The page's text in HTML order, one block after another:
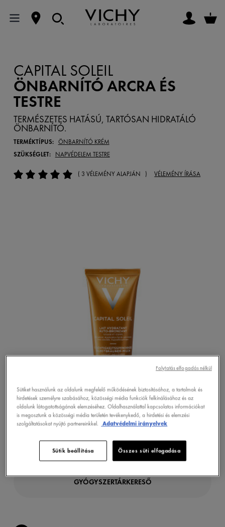
CAPITAL SOLEIL
ÖNBARNÍTÓ ARCRA ÉS
TESTRE
TERMÉSZETES HATÁSÚ, TARTÓSAN HIDRATÁLÓ
ÖNBARNÍTÓ.
TERMÉKTÍPUS: ÖNBARNÍTÓ KRÉM
SZÜKSÉGLET:
NAPVÉDELEM TESTRE
( 3 VÉLEMÉNY ALAPJÁN ) VÉLEMÉNY ÍRÁSA
ONLINE VÁSÁRLÁS
GYÓGYSZERTÁRKERESŐ
Sütiket használunk az oldalunk megfelelő működésének biztosításához, a tartalmak és
hirdetések személyre szabásához, közösségi média funkciók felkínálásához és az
oldalunk látogatottságának elemzéséhez. Oldalhasználattal kapcsolatos információkat
is megosztunk a közösségi média területén tevékenykedő, a hirdetési és elemzési
szolgáltatásokat nyújtó partnereinkkel.
Adatvédelmi irányelvek
Sütik beállítása Összes süti elfogadása
Folytatás elfogadás nélkül